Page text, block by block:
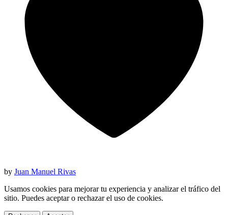
by Juan Manuel Rivas
Usamos cookies para mejorar tu experiencia y analizar el tráfico del
sitio. Puedes aceptar o rechazar el uso de cookies.